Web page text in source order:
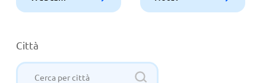
Città